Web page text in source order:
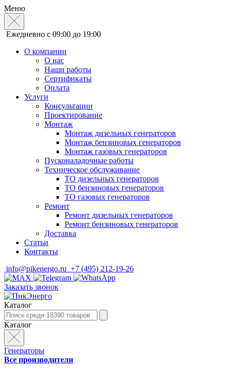
Меню
Ежедневно с 09:00 до 19:00
О компании
О нас
Наши работы
Сертификаты
Оплата
Услуги
Консультации
Проектирование
Монтаж
Монтаж дизельных генераторов
Монтаж бензиновых генераторов
Монтаж газовых генераторов
Пусконаладочные работы
Техническое обслуживание
ТО дизельных генераторов
ТО бензиновых генераторов
ТО газовых генераторов
Ремонт
Ремонт дизельных генераторов
Ремонт бензиновых генераторов
Доставка
Статьи
Контакты
info@pikenergo.ru +7 (495) 212-19-26
Заказать звонок
Каталог
Каталог
Генераторы
Все производители